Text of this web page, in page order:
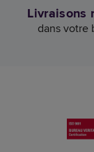
Livraisons
dans votre